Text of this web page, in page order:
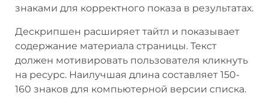
знаками для корректного показа в результатах.
Дескрипшен расширяет тайтл и показывает
содержание материала страницы. Текст
должен мотивировать пользователя кликнуть
на ресурс. Наилучшая длина составляет 150-
160 знаков для компьютерной версии списка.